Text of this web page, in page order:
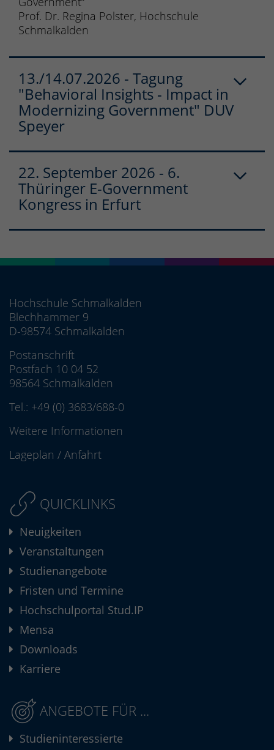
Prof. Dr. Regina Polster, Hochschule
Schmalkalden
13./14.07.2026 - Tagung
"Behavioral Insights - Impact in
Modernizing Government" DUV
Speyer
22. September 2026 - 6.
Thüringer E-Government
Kongress in Erfurt
Hochschule Schmalkalden
Blechhammer 9
D-98574 Schmalkalden
Postanschrift
Postfach 10 04 52
98564 Schmalkalden
Tel.: +49 (0) 3683/688-0
Weitere Informationen
Lageplan / Anfahrt
QUICKLINKS
Neuigkeiten
Veranstaltungen
Studienangebote
Fristen und Termine
Hochschulportal Stud.IP
Mensa
Downloads
Karriere
ANGEBOTE FÜR ...
Studieninteressierte